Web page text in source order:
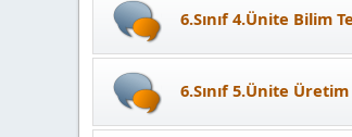
6.Sınıf 4.Ünite Bilim
6.Sınıf 5.Ünite